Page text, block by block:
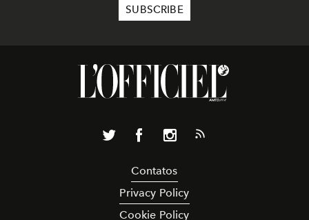
Contatos
Privacy Policy
Cookie Policy